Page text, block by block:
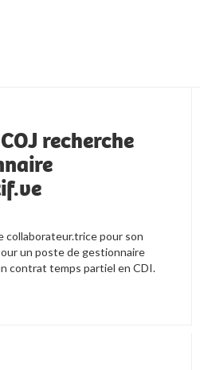
recherche
collaborateur.trice pour son
un poste de gestionnaire
contrat temps partiel en CDI.